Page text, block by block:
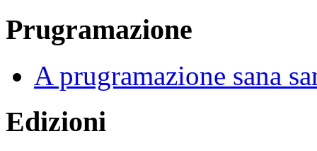
Prugramazione
A prugramazione sana
Edizioni